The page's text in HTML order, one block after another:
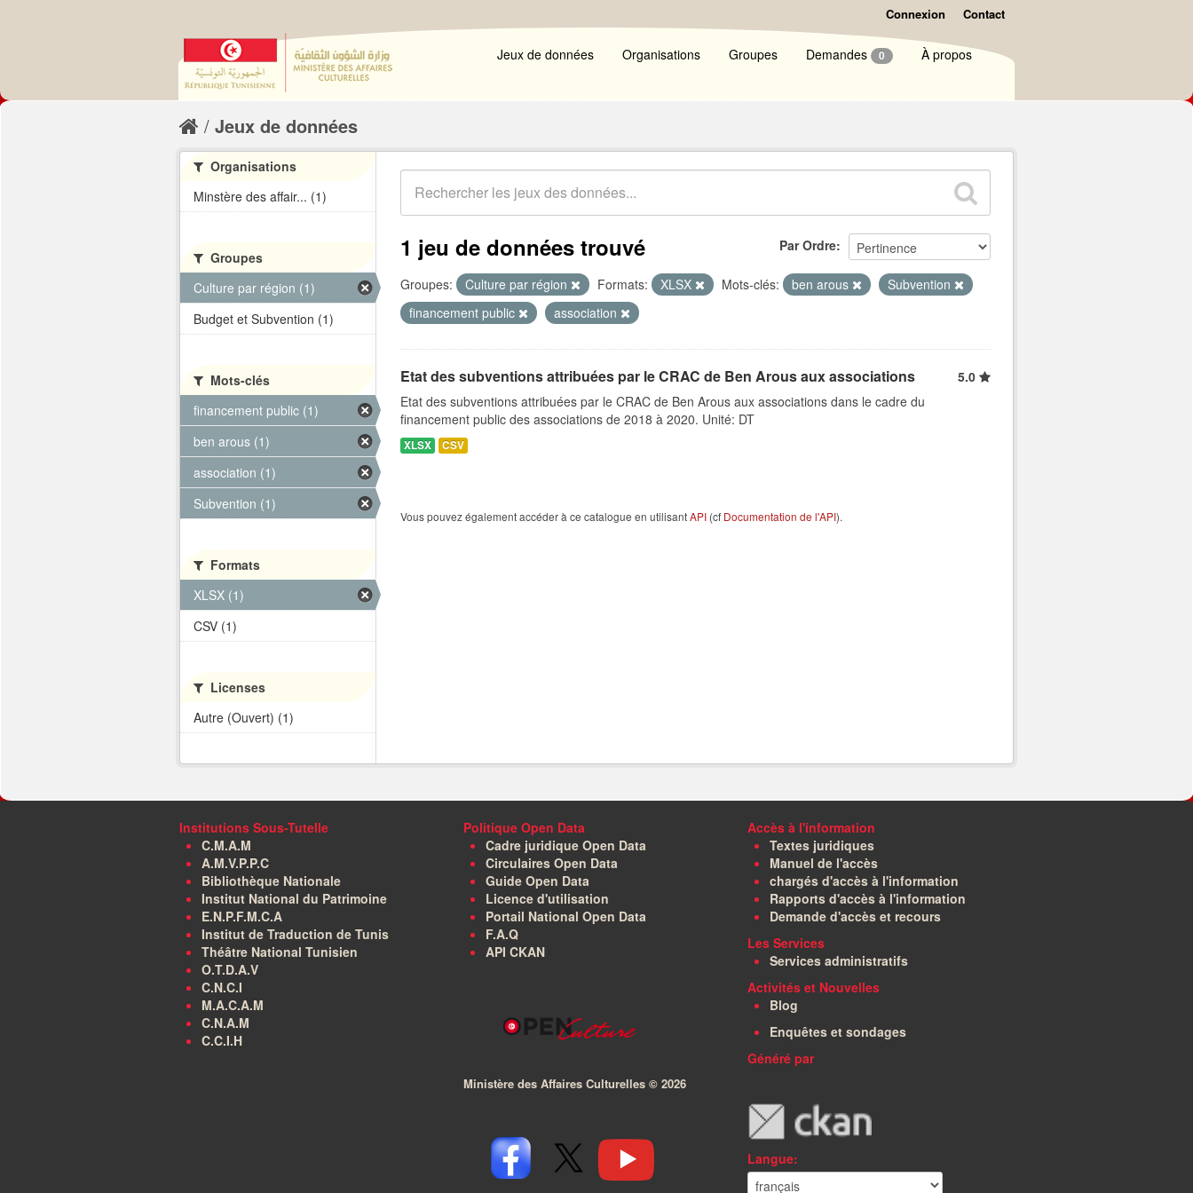
Connexion Contact
Jeux de données Organisations Groupes Demandes 0 À propos
Jeux de données
Par Ordre
1 jeu de données trouvé
Groupes: Culture par région Formats: XLSX Mots-clés: ben arous
Subvention
financement public
association
Etat des subventions attribuées par le CRAC de Ben Arous aux associations
5.0
Etat des subventions attribuées par le CRAC de Ben Arous aux associations dans le cadre du
financement public des associations de 2018 à 2020. Unité: DT
XLSX CSV
Vous pouvez également accéder à ce catalogue en utilisantAPI (cf Documentation de l'API).
Organisations
Minstère des affair... (1)
Groupes
Culture par région (1)
Budget et Subvention (1)
Mots-clés
financement public (1)
ben arous (1)
association (1)
Subvention (1)
Formats
XLSX (1)
CSV (1)
Licenses
Autre (Ouvert) (1)
Institutions Sous-Tutelle
C.M.A.M
A.M.V.P.P.C
Bibliothèque Nationale
Institut National du Patrimoine
E.N.P.F.M.C.A
Institut de Traduction de Tunis
Théâtre National Tunisien
O.T.D.A.V
C.N.C.I
M.A.C.A.M
C.N.A.M
C.C.I.H
Politique Open Data
Cadre juridique Open Data
Circulaires Open Data
Guide Open Data
Licence d'utilisation
Portail National Open Data
F.A.Q
API CKAN
Ministère des Affaires Culturelles © 2026
Accès à l'information
Textes juridiques
Manuel de l'accès
chargés d'accès à l'information
Rapports d'accès à l'information
Demande d'accès et recours
Les Services
Services administratifs
Activités et Nouvelles
Blog
Enquêtes et sondages
Généré par
Langue